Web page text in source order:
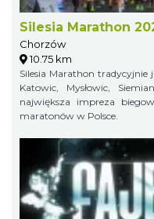
Silesia Marathon
Chorzów
10.75 km
Silesia Marathon
Katowic, Mysłowic,
największa impreza
maratonów w Polsce.